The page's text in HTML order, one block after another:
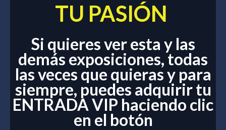
TU PASIÓN
Si quieres ver esta y las
demás exposiciones, todas
las veces que quieras y para
siempre, puedes adquirir tu
ENTRADA VIP haciendo clic
en el botón